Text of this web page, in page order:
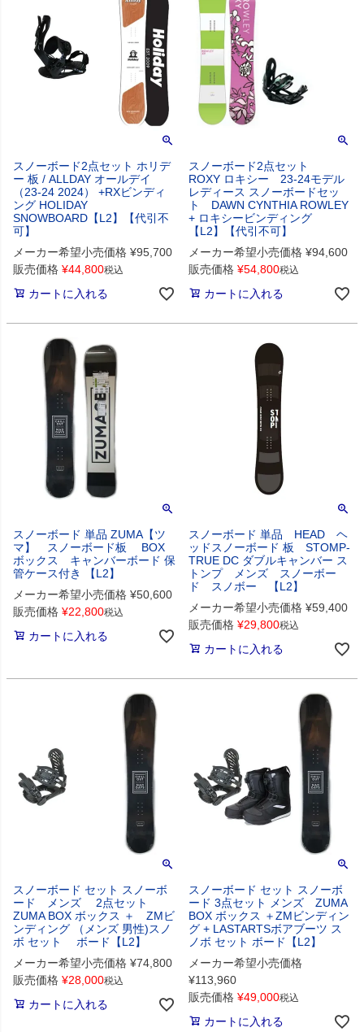
スノーボード2点セット ホリデ
ー 板 / ALLDAY オールデイ
（23-24 2024） +RXビンディ
ング HOLIDAY
SNOWBOARD【L2】【代引不
可】
メーカー希望小売価格 ¥95,700
販売価格 ¥44,800税込
カートに入れる
スノーボード2点セット
ROXY ロキシー 23-24モデル
レディース スノーボードセッ
ト DAWN CYNTHIA ROWLEY
+ ロキシービンディング
【L2】【代引不可】
メーカー希望小売価格 ¥94,600
販売価格 ¥54,800税込
カートに入れる
スノーボード 単品 ZUMA【ツ
マ】 スノーボード板 BOX
ボックス キャンバーボード 保
管ケース付き 【L2】
メーカー希望小売価格 ¥50,600
販売価格 ¥22,800税込
カートに入れる
スノーボード 単品 HEAD ヘ
ッドスノーボード 板 STOMP-
TRUE DC ダブルキャンバー ス
トンプ メンズ スノーボー
ド スノボー 【L2】
メーカー希望小売価格 ¥59,400
販売価格 ¥29,800税込
カートに入れる
スノーボード セット スノーボ
ード メンズ 2点セット
ZUMA BOX ボックス ＋ ZMビ
ンディング （メンズ 男性)スノ
ボ セット ボード【L2】
メーカー希望小売価格 ¥74,800
販売価格 ¥28,000税込
カートに入れる
スノーボード セット スノーボ
ード 3点セット メンズ ZUMA
BOX ボックス ＋ZMビンディン
グ + LASTARTSボアブーツ ス
ノボ セット ボード【L2】
メーカー希望小売価格
¥113,960
販売価格 ¥49,000税込
カートに入れる